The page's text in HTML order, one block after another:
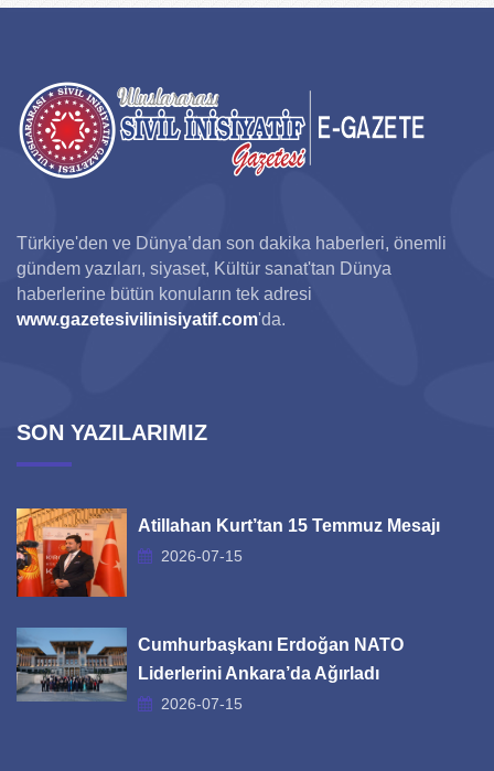
Türkiye'den ve Dünya’dan son dakika haberleri, önemli
gündem yazıları, siyaset, Kültür sanat'tan Dünya
haberlerine bütün konuların tek adresi
www.gazetesivilinisiyatif.com'da.
SON YAZILARIMIZ
Atillahan Kurt’tan 15 Temmuz Mesajı
2026-07-15
Cumhurbaşkanı Erdoğan NATO
Liderlerini Ankara’da Ağırladı
2026-07-15